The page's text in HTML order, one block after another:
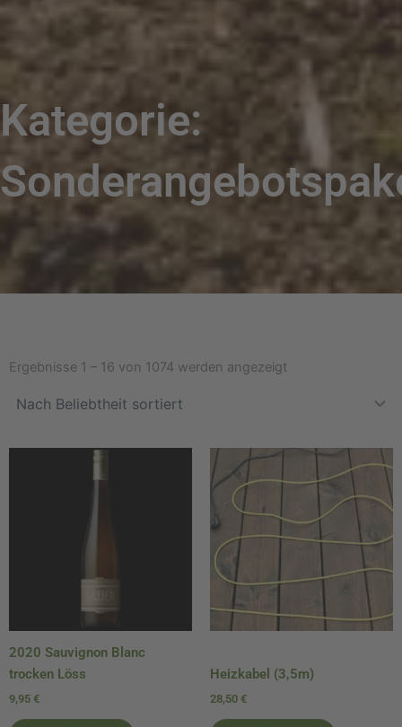
Kategorie:
Ergebnisse 1 – 16 von 1074 werden angezeigt
2020 Sauvignon Blanc
trocken Löss
9,95 €
Heizkabel (3,5m)
28,50 €